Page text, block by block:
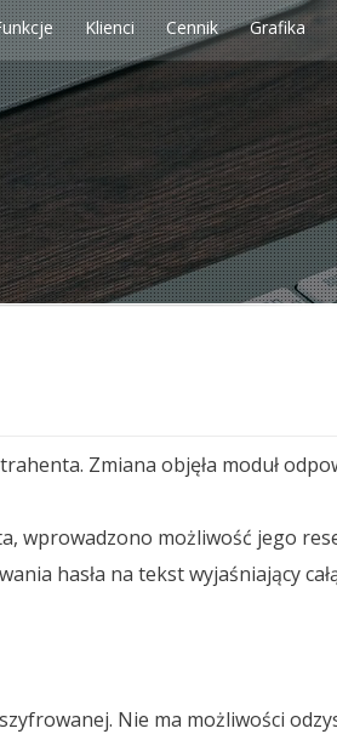
Klienci Cennik Grafika
Zmiana objęła moduł
wprowadzono możliwość jego
hasła na tekst wyjaśniający
Nie ma możliwości